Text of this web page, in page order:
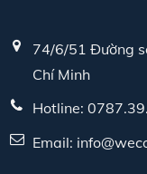
74/6/51 Đường
Chí Minh
Hotline:
Email: